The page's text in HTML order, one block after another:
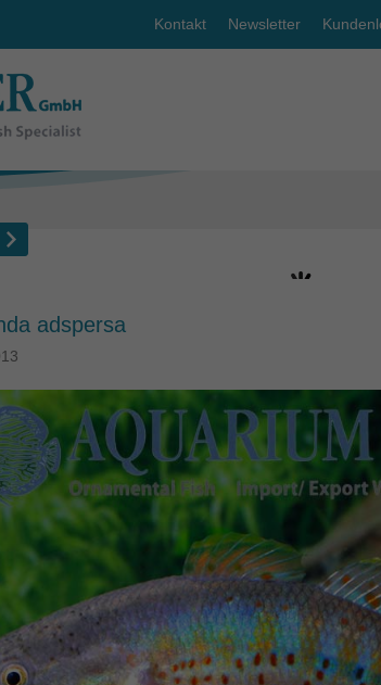
Kontakt Newsletter
adspersa